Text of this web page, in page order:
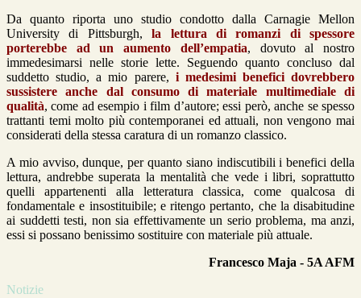
Da quanto riporta uno studio condotto dalla Carnagie Mellon
University di Pittsburgh,la lettura di romanzi di spessore
porterebbe ad un aumento dell’empatia, dovuto al nostro
immedesimarsi nelle storie lette. Seguendo quanto concluso dal
suddetto studio, a mio parere, i medesimi benefici dovrebbero
sussistere anche dal consumo di materiale multimediale di
qualità, come ad esempio i film d’autore; essi però, anche se spesso
trattanti temi molto più contemporanei ed attuali, non vengono mai
considerati della stessa caratura di un romanzo classico.
A mio avviso, dunque, per quanto siano indiscutibili i benefici della
lettura, andrebbe superata la mentalità che vede i libri, soprattutto
quelli appartenenti alla letteratura classica, come qualcosa di
fondamentale e insostituibile; e ritengo pertanto, che la disabitudine
ai suddetti testi, non sia effettivamente un serio problema, ma anzi,
essi si possano benissimo sostituire con materiale più attuale.
Francesco Maja - 5A AFM
Notizie